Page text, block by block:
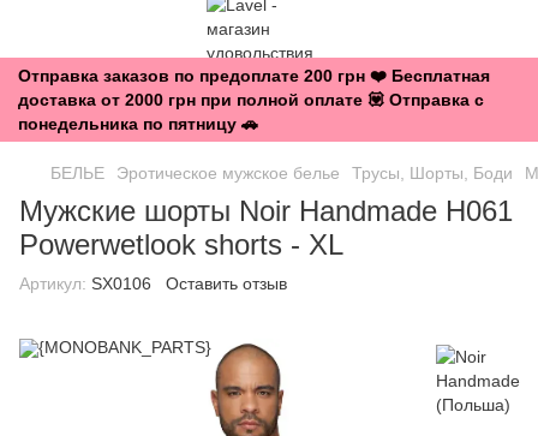
Отправка заказов по предоплате 200 грн ❤️ Бесплатная
доставка от 2000 грн при полной оплате 💟 Отправка с
понедельника по пятницу 🚗
БЕЛЬЕ Эротическое мужское белье Трусы, Шорты, Боди
Мужские шорты Noir Handmade H061
Powerwetlook shorts - XL
Артикул: SX0106 Оставить отзыв